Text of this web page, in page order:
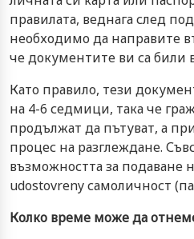
правилата, веднага след
необходимо да направите
че документите ви са били
Като правило, тези
на 4-6 седмици, така че
продължат да пътуват, а
процес на разглеждане.
възможността за подаване
udostovreny самоличност
Колко време може да